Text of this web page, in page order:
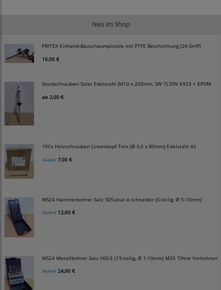
Neu im Shop
PRITEX Einhand-Bauschaumpistole mit PTFE Beschichtung (2K-Griff)
15,00 €
Stockschrauben Solar Edelstahl (M10 x 200mm, SW 7) DIN 6923 + EPDM
ab 2,00 €
100x Holzschrauben Linsenkopf Torx (Ø 6,0 x 80mm) Edelstahl A2
10,00 € 7,00 €
WS24 Hammerbohrer Satz SDS-plus 4-schneider (5-teilig, Ø 5-10mm)
15,00 € 12,00 €
WS24 Metallbohrer Satz HSS-E (19-teilig, Ø 1-10mm) M35 'Ohne Vorbohren'
30,00 € 24,00 €